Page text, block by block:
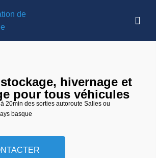
hivernage et
pour tous véhicules
20min des sorties autoroute Salies ou
basque